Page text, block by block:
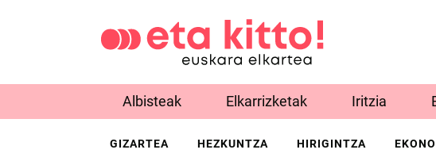
Albisteak Elkarrizketak Iritzia
GIZARTEA HEZKUNTZA HIRIGINTZA